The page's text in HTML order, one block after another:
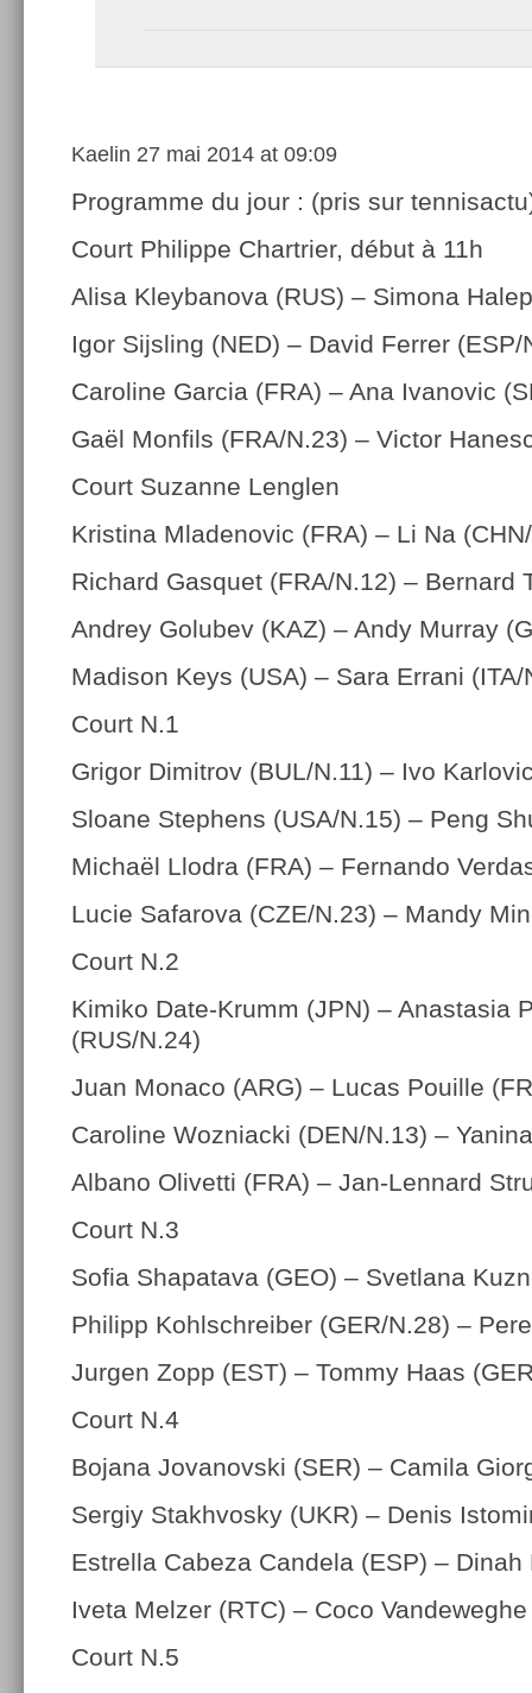
Kaelin 27 mai 2014 at 09:09
Programme du jour : (pris sur
Court Philippe Chartrier, début à 11h
Alisa Kleybanova (RUS) – Simona
Igor Sijsling (NED) – David Ferrer (ESP/
Caroline Garcia (FRA) – Ana Ivanovic
Gaël Monfils (FRA/N.23) – Victor
Court Suzanne Lenglen
Kristina Mladenovic (FRA) – Li Na
Richard Gasquet (FRA/N.12) – Bernard
Andrey Golubev (KAZ) – Andy Murray
Madison Keys (USA) – Sara Errani (ITA/
Court N.1
Grigor Dimitrov (BUL/N.11) – Ivo
Sloane Stephens (USA/N.15) – Peng
Michaël Llodra (FRA) – Fernando
Lucie Safarova (CZE/N.23) – Mandy
Court N.2
Kimiko Date-Krumm (JPN) – Anastasia
(RUS/N.24)
Juan Monaco (ARG) – Lucas Pouille
Caroline Wozniacki (DEN/N.13) –
Albano Olivetti (FRA) – Jan-Lennard
Court N.3
Sofia Shapatava (GEO) – Svetlana
Philipp Kohlschreiber (GER/N.28) –
Jurgen Zopp (EST) – Tommy Haas
Court N.4
Bojana Jovanovski (SER) – Camila
Sergiy Stakhvosky (UKR) – Denis
Estrella Cabeza Candela (ESP) –
Iveta Melzer (RTC) – Coco
Court N.5